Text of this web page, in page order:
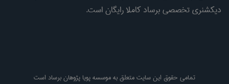
دیکشنری تخصصی برساد کاملا رایگان است.
تمامی حقوق این سایت متعلق به موسسه پویا پژوهان برساد است